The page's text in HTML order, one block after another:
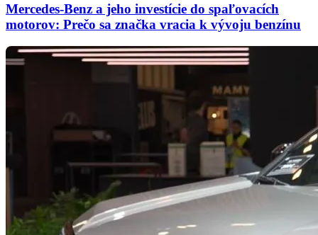
Mercedes-Benz a jeho investície do spaľovacích
motorov: Prečo sa značka vracia k vývoju benzínu